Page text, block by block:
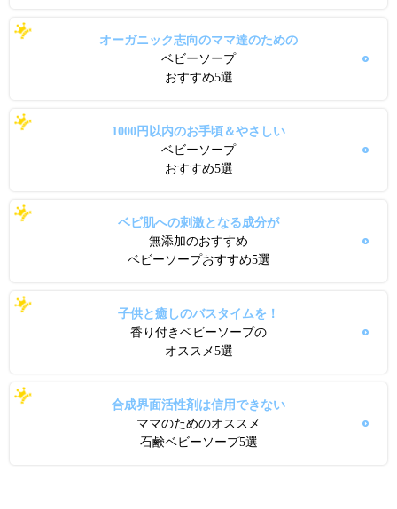
オーガニック志向のママ達のための
ベビーソープ
おすすめ5選
1000円以内のお手頃＆やさしい
ベビーソープ
おすすめ5選
ベビ肌への刺激となる成分が
無添加のおすすめ
ベビーソープおすすめ5選
子供と癒しのバスタイムを！
香り付きベビーソープの
オススメ5選
合成界面活性剤は信用できない
ママのためのオススメ
石鹸ベビーソープ5選